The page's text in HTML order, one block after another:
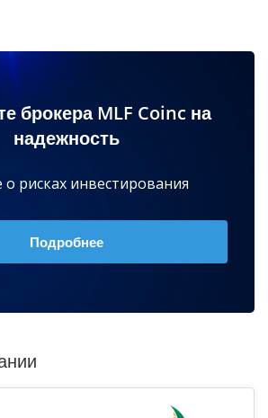
брокера MLF Coinc на
надежность
о рисках инвестирования
Подробнее